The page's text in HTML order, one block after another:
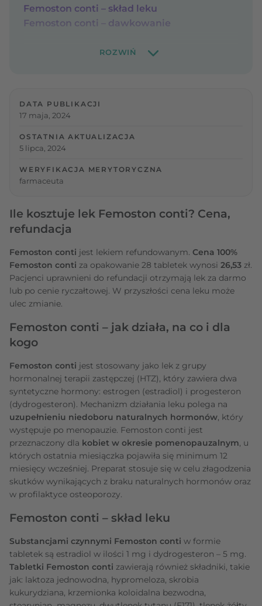
Femoston conti – skład leku
Femoston conti – dawkowanie
DATA PUBLIKACJI
17 maja, 2024
OSTATNIA AKTUALIZACJA
5 lipca, 2024
WERYFIKACJA MERYTORYCZNA
farmaceuta
Ile kosztuje lek Femoston conti? Cena,
refundacja
Femoston conti jest lekiem refundowanym. Cena 100%
Femoston conti za opakowanie 28 tabletek wynosi 26,53 zł.
Pacjenci uprawnieni do refundacji otrzymają lek za darmo
lub po cenie ryczałtowej. W przyszłości cena leku może
ulec zmianie.
Femoston conti – jak działa, na co i dla
kogo
Femoston conti jest stosowany jako lek z grupy
hormonalnej terapii zastępczej (HTZ), który zawiera dwa
syntetyczne hormony: estrogen (estradiol) i progesteron
(dydrogesteron). Mechanizm działania leku polega na
uzupełnieniu niedoboru naturalnych hormonów, który
występuje po menopauzie. Femoston conti jest
przeznaczony dla kobiet w okresie pomenopauzalnym, u
których ostatnia miesiączka pojawiła się minimum 12
miesięcy wcześniej. Preparat stosuje się w celu złagodzenia
skutków wynikających z braku naturalnych hormonów oraz
w profilaktyce osteoporozy.
Femoston conti – skład leku
Substancjami czynnymi Femoston conti w formie
tabletek są estradiol w ilości 1 mg i dydrogesteron – 5 mg.
Tabletki Femoston conti zawierają również składniki, takie
jak: laktoza jednowodna, hypromeloza, skrobia
kukurydziana, krzemionka koloidalna bezwodna,